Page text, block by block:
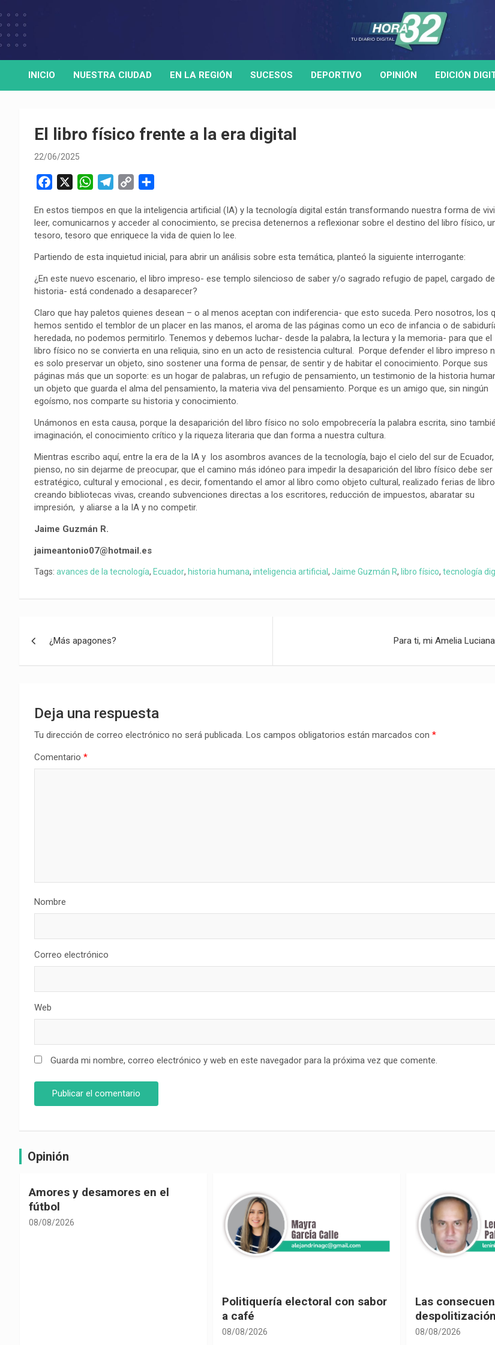
to
HORA32
Medio de comunicación digital
INICIO NUESTRA CIUDAD EN LA REGIÓN SUCESOS DEPORTIVO OPINIÓN EDICIÓN
El libro físico frente a la era digital
22/06/2025
c
e
o
o
k
W
a
t
s
A
p
p
l
e
r
a
m
p
y
i
n
k
m
p
r
t
i
En estos tiempos en que la inteligencia artificial (IA) y la tecnología digital están transformando nuestra forma de
leer, comunicarnos y acceder al conocimiento, se precisa detenernos a reflexionar sobre el destino del libro físico,
tesoro, tesoro que enriquece la vida de quien lo lee.
Partiendo de esta inquietud inicial, para abrir un análisis sobre esta temática, planteó la siguiente interrogante:
¿En este nuevo escenario, el libro impreso- ese templo silencioso de saber y/o sagrado refugio de papel, cargado de
historia- está condenado a desaparecer?
Claro que hay paletos quienes desean – o al menos aceptan con indiferencia- que esto suceda. Pero nosotros, los
hemos sentido el temblor de un placer en las manos, el aroma de las páginas como un eco de infancia o de
heredada, no podemos permitirlo. Tenemos y debemos luchar- desde la palabra, la lectura y la memoria- para que el
libro físico no se convierta en una reliquia, sino en un acto de resistencia cultural. Porque defender el libro impreso
es solo preservar un objeto, sino sostener una forma de pensar, de sentir y de habitar el conocimiento. Porque sus
páginas más que un soporte: es un hogar de palabras, un refugio de pensamiento, un testimonio de la historia
un objeto que guarda el alma del pensamiento, la materia viva del pensamiento. Porque es un amigo que, sin ningún
egoísmo, nos comparte su historia y conocimiento.
Unámonos en esta causa, porque la desaparición del libro físico no solo empobrecería la palabra escrita, sino
imaginación, el conocimiento crítico y la riqueza literaria que dan forma a nuestra cultura.
Mientras escribo aquí, entre la era de la IA y los asombros avances de la tecnología, bajo el cielo del sur de Ecuador,
pienso, no sin dejarme de preocupar, que el camino más idóneo para impedir la desaparición del libro físico debe ser
estratégico, cultural y emocional , es decir, fomentando el amor al libro como objeto cultural, realizado ferias de
creando bibliotecas vivas, creando subvenciones directas a los escritores, reducción de impuestos, abaratar su
impresión, y aliarse a la IA y no competir.
Jaime Guzmán R.
jaimeantonio07@hotmail.es
Tags: avances de la tecnología, Ecuador, historia humana, inteligencia artificial , Jaime Guzmán R, libro físico, tecnología
¿Más apagones? Para ti, mi Amelia Luciana
Deja una respuesta
Tu dirección de correo electrónico no será publicada. Los campos obligatorios están marcados con *
Comentario *
Nombre
Correo electrónico
Web
Guarda mi nombre, correo electrónico y web en este navegador para la próxima vez que comente.
Opinión
Las consecuencias de la
despolitización constitucional
08/08/2026
Leyes contra
08/08/2026